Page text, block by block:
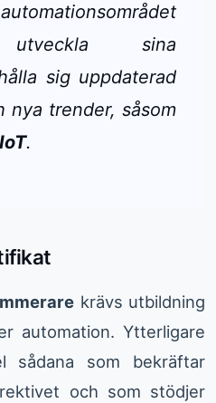
utveckla sina
sig uppdaterad
nya trender, såsom
IoT.
krävs utbildning
automation. Ytterligare
sådana som bekräftar
och som stödjer